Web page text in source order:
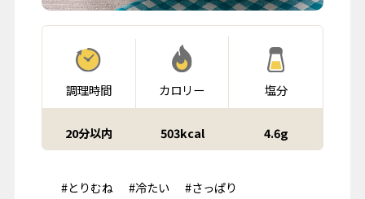
調理時間
20分以内
カロリー
503kcal
塩分
4.6g
#とりむね #冷たい
#さっぱり